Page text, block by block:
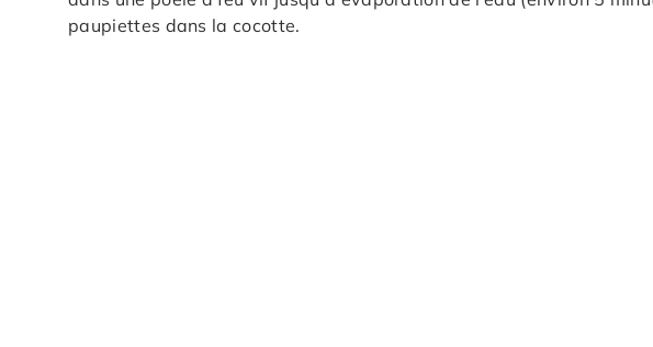
paupiettes dans la cocotte.